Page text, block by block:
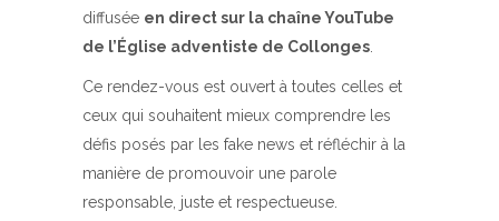
diffusée en direct sur la chaîne YouTube
de l’Église adventiste de Collonges.
Ce rendez-vous est ouvert à toutes celles et
ceux qui souhaitent mieux comprendre les
défis posés par les fake news et réfléchir à la
manière de promouvoir une parole
responsable, juste et respectueuse.